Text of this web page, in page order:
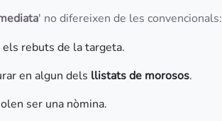
' no difereixen de les convencionals:
rebuts de la targeta.
en algun dels llistats de morosos.
ser una nòmina.